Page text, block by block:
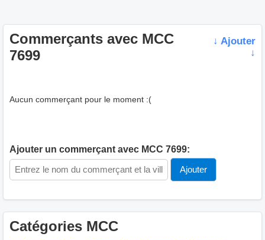
Commerçants avec MCC
7699
↓ Ajouter
↓
Aucun commerçant pour le moment :(
Ajouter un commerçant avec MCC 7699:
Catégories MCC